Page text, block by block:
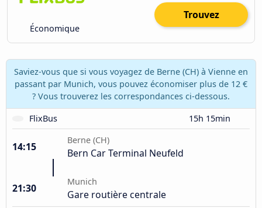
Économique
Trouvez
Saviez-vous que si vous voyagez de Berne (CH) à Vienne en
passant par Munich, vous pouvez économiser plus de 12 €
? Vous trouverez les correspondances ci-dessous.
FlixBus
15h 15min
14:15
Berne (CH)
Bern Car Terminal Neufeld
21:30
Munich
Gare routière centrale